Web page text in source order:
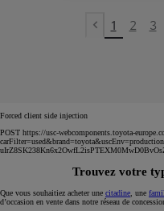
Previous
1 2 3
Forced client side injection
POST https://usc-webcomponents.toyota-
Trouvez votre
Que vous souhaitiez acheter une citadine , une
d’occasion en vente dans notre réseau de